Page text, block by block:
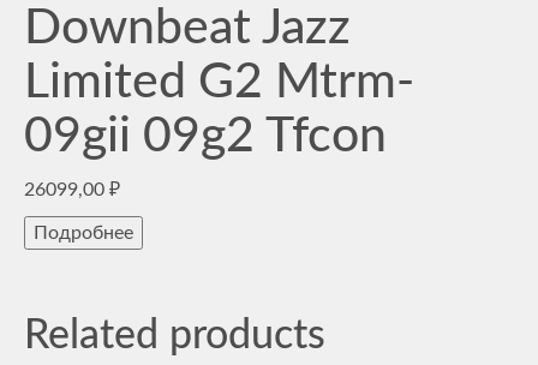
Downbeat Jazz
Limited G2 Mtrm-
09gii 09g2 Tfcon
26099,00 ₽
Подробнее
Related products